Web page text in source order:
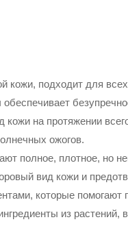
кожи, подходит для
на протяжении
ожогов.
полное, плотное, но
вид кожи и
которые помогают
из